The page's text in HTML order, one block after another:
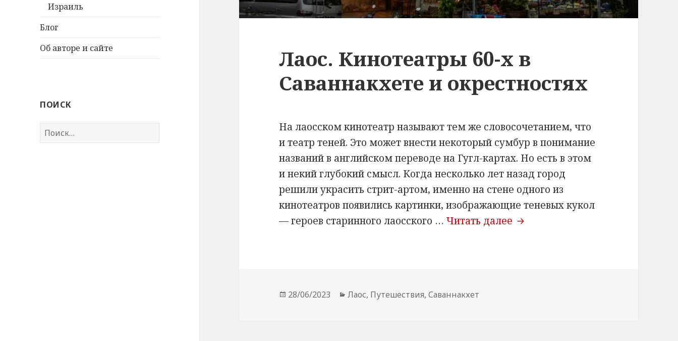
Израиль
Блог
Об авторе и сайте
ПОИСК
Найти:
Лаос. Кинотеатры 60-х в
Саваннакхете и окрестностях
На лаосском кинотеатр называют тем же словосочетанием, что
и театр теней. Это может внести некоторый сумбур в понимание
названий в английском переводе на Гугл-картах. Но есть в этом
и некий глубокий смысл. Когда несколько лет назад город
решили украсить стрит-артом, именно на стене одного из
кинотеатров появились картинки, изображающие теневых кукол
— героев старинного лаосского …Читать далее Лаос. Кинотеатры 60-х в
Опубликовано
28/06/2023 Рубрики
Лаос, Путешествия,Саваннакхет